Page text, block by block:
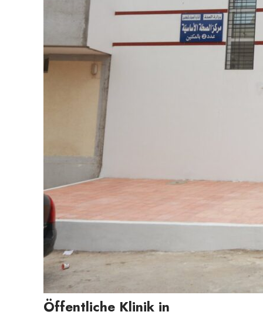
Öffentliche Klinik in